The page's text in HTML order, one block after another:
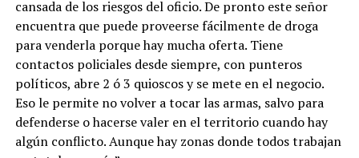
cansada de los riesgos del oficio. De pronto este señor
encuentra que puede proveerse fácilmente de droga
para venderla porque hay mucha oferta. Tiene
contactos policiales desde siempre, con punteros
políticos, abre 2 ó 3 quioscos y se mete en el negocio.
Eso le permite no volver a tocar las armas, salvo para
defenderse o hacerse valer en el territorio cuando hay
algún conflicto. Aunque hay zonas donde todos trabajan